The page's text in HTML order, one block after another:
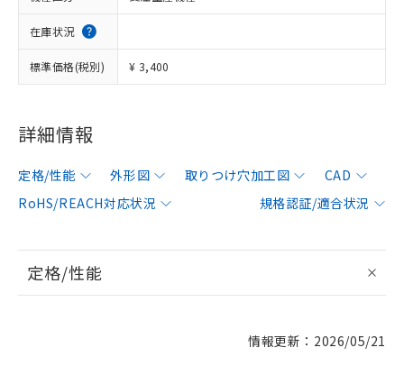
在庫状況
標準価格(税別) ¥ 3,400
詳細情報
定格/性能 外形図 取りつけ穴加工図
CAD
RoHS/REACH対応状況
規格認証/適合状況
定格/性能
情報更新：2026/05/21